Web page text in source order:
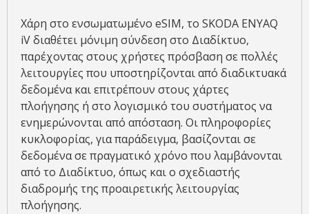
Χάρη στο ενσωματωμένο eSIM, το SKODA ENYAQ
iV διαθέτει μόνιμη σύνδεση στο Διαδίκτυο,
παρέχοντας στους χρήστες πρόσβαση σε πολλές
λειτουργίες που υποστηρίζονται από διαδικτυακά
δεδομένα και επιτρέπουν στους χάρτες
πλοήγησης ή στο λογισμικό του συστήματος να
ενημερώνονται από απόσταση. Οι πληροφορίες
κυκλοφορίας, για παράδειγμα, βασίζονται σε
δεδομένα σε πραγματικό χρόνο που λαμβάνονται
από το Διαδίκτυο, όπως και ο σχεδιαστής
διαδρομής της προαιρετικής λειτουργίας
πλοήγησης.